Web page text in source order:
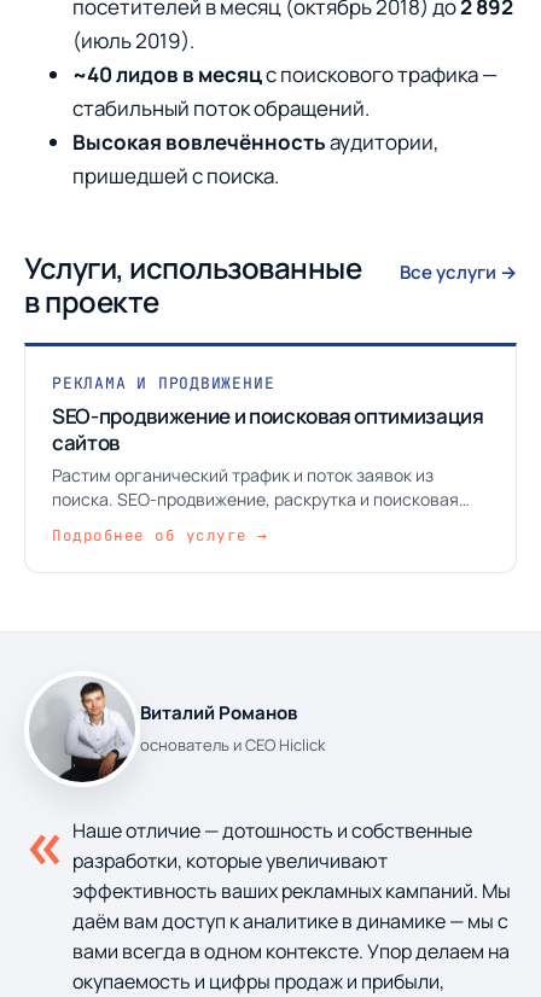
посетителей в месяц (октябрь 2018) до2 892
(июль 2019).
~40 лидов в месяцс поискового трафика —
стабильный поток обращений.
Высокая вовлечённостьаудитории,
пришедшей с поиска.
Услуги, использованные
в проекте
Все услуги →
РЕКЛАМА И ПРОДВИЖЕНИЕ
SEO-продвижение и поисковая оптимизация
сайтов
Растим органический трафик и поток заявок из
поиска. SEO-продвижение, раскрутка и поисковая
на честной семантике, технике и контенте. Заказать
аудит и смету — за 2–3 рабочих дня.
Подробнее об услуге →
Виталий Романов
основатель и CEO Hiclick
« Наше отличие — дотошность и собственные
разработки, которые увеличивают
эффективность ваших рекламных кампаний. Мы
даём вам доступ к аналитике в динамике — мы с
вами всегда в одном контексте. Упор делаем на
окупаемость и цифры продаж и прибыли,